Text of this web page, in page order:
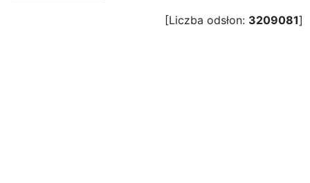
[Liczba odsłon: 3209081]